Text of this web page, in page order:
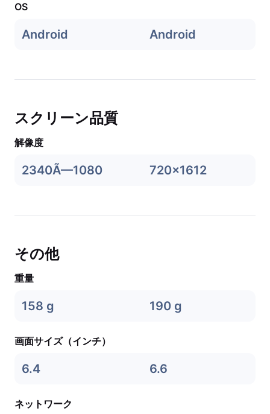
OS
Android Android
スクリーン品質
解像度
2340Ã—1080 720x1612
その他
重量
158 g 190 g
画面サイズ（インチ）
6.4 6.6
ネットワーク